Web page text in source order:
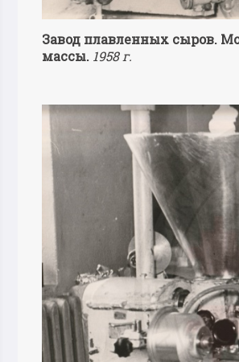
Завод плавленных сыров.
массы. 1958 г.